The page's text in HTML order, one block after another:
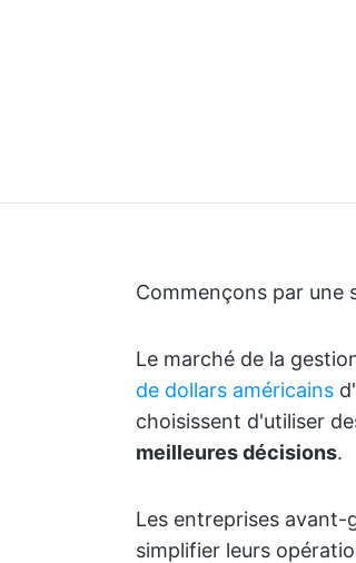
Commençons par une
Le marché de la
de dollars américains
choisissent d'utiliser
meilleures décisions.
Les entreprises avant-
simplifier leurs